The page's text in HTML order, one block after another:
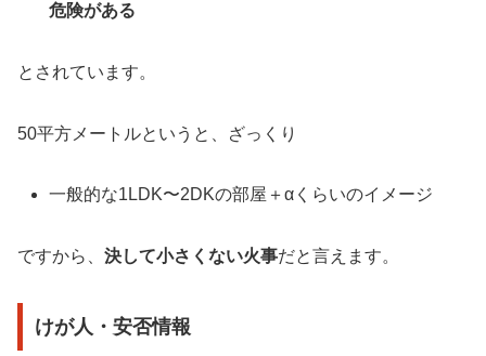
危険がある
とされています。
50平方メートルというと、ざっくり
一般的な1LDK〜2DKの部屋＋αくらいのイメージ
ですから、 決して小さくない火事だと言えます。
けが人・安否情報